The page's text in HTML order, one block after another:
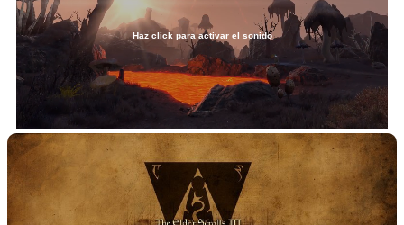
Unmute /
Loaded:
37.63%
Haz click para activar el sonido